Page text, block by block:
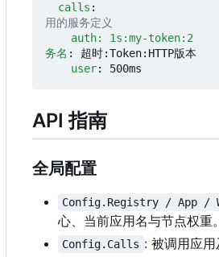
calls :
用的服务定义
auth: 1s:my-token:2
务名 :
超时:Token:HTTP版本
user: 500ms
API 指南
全局配置
Config.Registry / App /
心、当前应用名与节点权重。
Config.Calls : 被调用应用